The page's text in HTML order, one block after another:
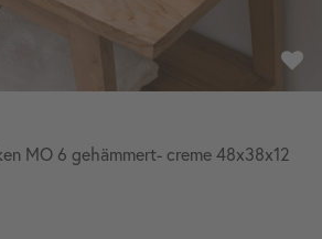
MO 6 gehämmert- creme 48x38x12